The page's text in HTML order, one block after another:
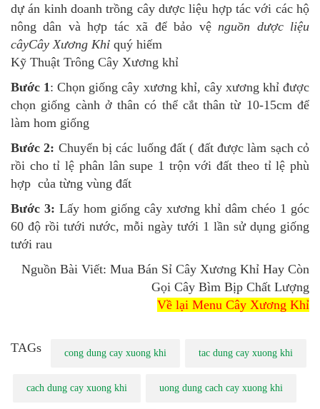
dự án kinh doanh trồng cây dược liệu hợp tác với các hộ
nông dân và hợp tác xã để bảo vệnguồn dược liệu
câyCây Xương Khỉ quý hiếm
Kỹ Thuật Trông Cây Xương khỉ
Bước 1: Chọn giống cây xương khỉ, cây xương khỉ được
chọn giống cành ở thân có thể cắt thân từ 10-15cm để
làm hom giống
Bước 2: Chuyển bị các luống đất ( đất được làm sạch cỏ
rồi cho tỉ lệ phân lân supe 1 trộn với đất theo tỉ lệ phù
hợp của từng vùng đất
Bước 3: Lấy hom giống cây xương khỉ dâm chéo 1 góc
60 độ rồi tưới nước, mỗi ngày tưới 1 lần sử dụng giống
tưới rau
Nguồn Bài Viết: Mua Bán Sỉ Cây Xương Khỉ Hay Còn
Gọi Cây Bìm Bịp Chất Lượng
Về lại Menu Cây Xương Khỉ
TAGs cong dung cay xuong khi tac dung cay xuong khi
cach dung cay xuong khi uong dung cach cay xuong khi